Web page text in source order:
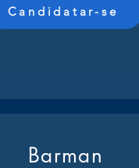
Candidatar-se
Barman